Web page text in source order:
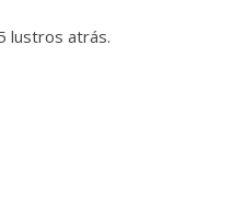
lustros atrás.